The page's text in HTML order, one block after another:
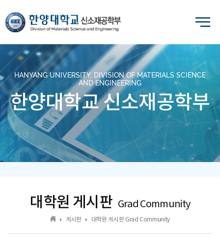
HANYANG UNIVERSITY, DIVISION OF MATERIALS SCIENCE
AND ENGINEERING
한양대학교 신소재공학부
대학원 게시판 Grad Community
게시판 대학원 게시판 Grad Community